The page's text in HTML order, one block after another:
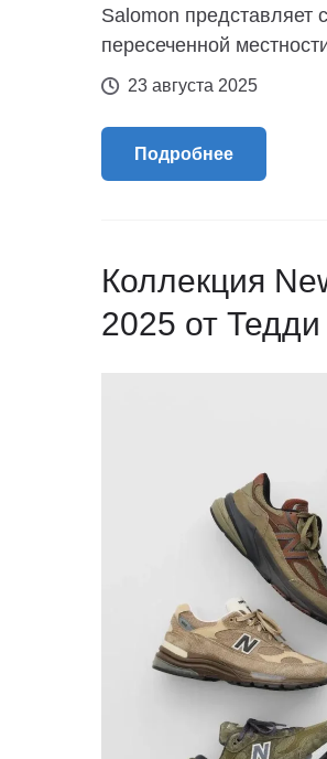
Salomon представляет
пересеченной
23 августа 2025
Подробнее
Коллекция
2025 от